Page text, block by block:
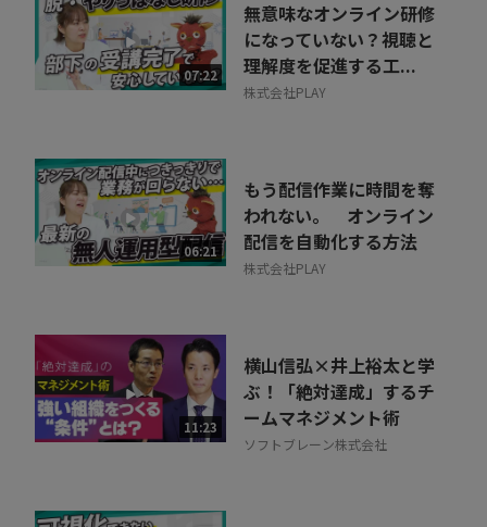
07:22
無意味なオンライン研修
になっていない？視聴と
理解度を促進する工...
株式会社PLAY
06:21
もう配信作業に時間を奪
われない。 オンライン
配信を自動化する方法
株式会社PLAY
11:23
横山信弘×井上裕太と学
ぶ！「絶対達成」するチ
ームマネジメント術
ソフトブレーン株式会社